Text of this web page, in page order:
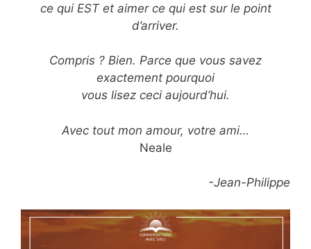
ce qui EST et aimer ce qui est sur le point
d’arriver.
Compris ? Bien. Parce que vous savez
exactement pourquoi
vous lisez ceci aujourd’hui.
Avec tout mon amour, votre ami…
Neale
-Jean-Philippe